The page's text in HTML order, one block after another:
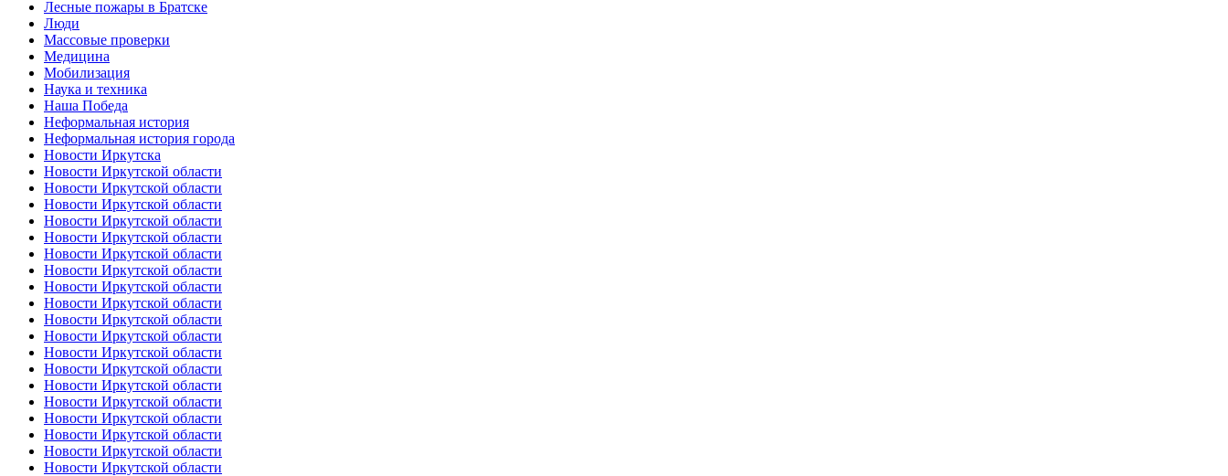
Лесные пожары в Братске
Люди
Массовые проверки
Медицина
Мобилизация
Наука и техника
Наша Победа
Неформальная история
Неформальная история города
Новости Иркутска
Новости Иркутской области
Новости Иркутской области
Новости Иркутской области
Новости Иркутской области
Новости Иркутской области
Новости Иркутской области
Новости Иркутской области
Новости Иркутской области
Новости Иркутской области
Новости Иркутской области
Новости Иркутской области
Новости Иркутской области
Новости Иркутской области
Новости Иркутской области
Новости Иркутской области
Новости Иркутской области
Новости Иркутской области
Новости Иркутской области
Новости Иркутской области